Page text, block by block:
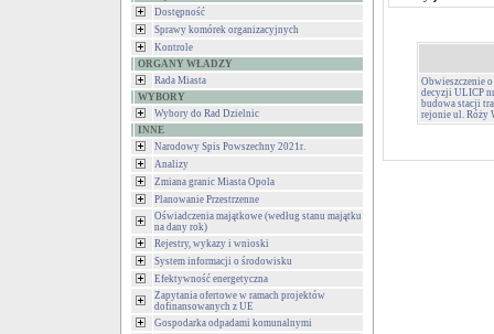
Dostępność
Sprawy komórek organizacyjnych
Kontrole
ORGANY WŁADZY
Rada Miasta
WYBORY
Wybory do Rad Dzielnic
INNE
Narodowy Spis Powszechny 2021r.
Analizy
Zmiana granic Miasta Opola
Planowanie Przestrzenne
Oświadczenia majątkowe (według stanu majątku
na dany rok)
Rejestry, wykazy i wnioski
System informacji o środowisku
Efektywność energetyczna
Zapytania ofertowe w ramach projektów
dofinansowanych z UE
Gospodarka odpadami komunalnymi
Obwieszczenie
decyzji ULICP
budowa stacji
rejonie ul. Róży